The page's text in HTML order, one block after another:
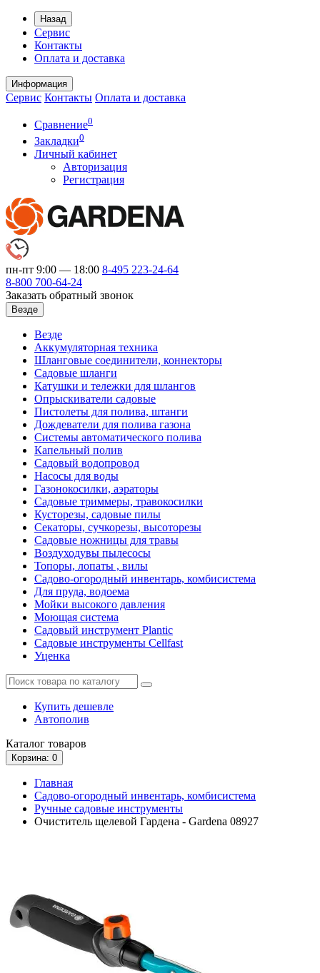
Назад
Сервис
Контакты
Оплата и доставка
Информация
Сервис Контакты Оплата и доставка
Сравнение0
Закладки0
Личный кабинет
Авторизация
Регистрация
пн-пт 9:00 — 18:00 8-495 223-24-64
8-800 700-64-24
Заказать обратный звонок
Везде
Везде
Аккумуляторная техника
Шланговые соединители, коннекторы
Садовые шланги
Катушки и тележки для шлангов
Опрыскиватели садовые
Пистолеты для полива, штанги
Дождеватели для полива газона
Системы автоматического полива
Капельный полив
Садовый водопровод
Насосы для воды
Газонокосилки, аэраторы
Садовые триммеры, травокосилки
Кусторезы, садовые пилы
Секаторы, сучкорезы, высоторезы
Садовые ножницы для травы
Воздуходувы пылесосы
Топоры, лопаты , вилы
Садово-огородный инвентарь, комбисистема
Для пруда, водоема
Мойки высокого давления
Моющая система
Садовый инструмент Plantic
Садовые инструменты Cellfast
Уценка
Купить дешевле
Автополив
Каталог товаров
Корзина: 0
Главная
Садово-огородный инвентарь, комбисистема
Ручные садовые инструменты
Очиститель щелевой Гардена - Gardena 08927